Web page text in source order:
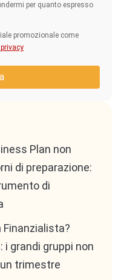
per quanto espresso
promozionale come
Plan non
di preparazione:
di
i grandi gruppi non
trimestre